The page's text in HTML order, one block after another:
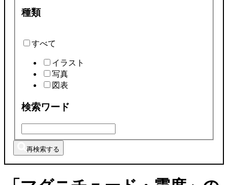
種類
すべて
イラスト
写真
図表
検索ワード
再検索する